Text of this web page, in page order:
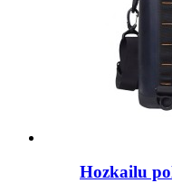
Hozkailu